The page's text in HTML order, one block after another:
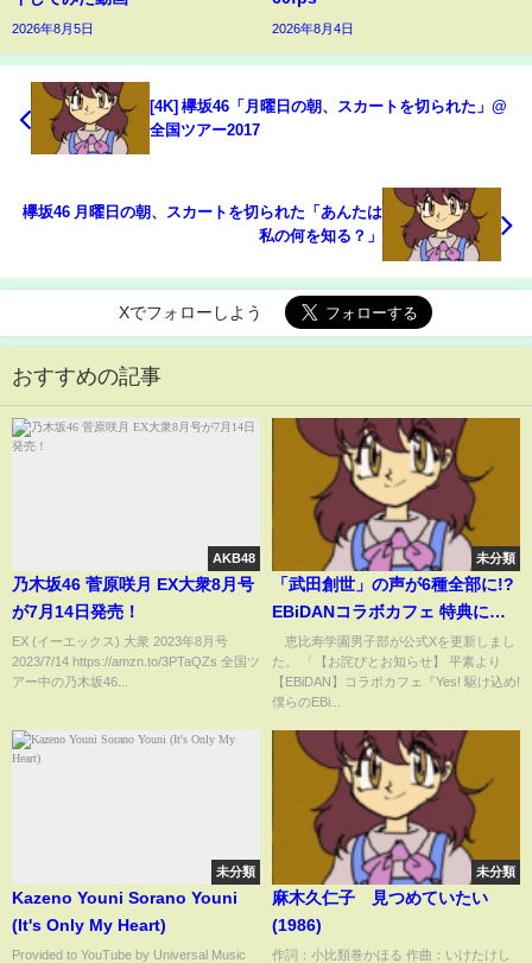
2026年8月5日 2026年8月4日
[4K] 欅坂46「月曜日の朝、スカートを切られた」@
全国ツアー2017
欅坂46 月曜日の朝、スカートを切られた「あんたは
私の何を知る？」
Xでフォローしよう
おすすめの記事
AKB48
乃木坂46 菅原咲月 EX大衆8月号
が7月14日発売！
EX (イーエックス) 大衆 2023年8月号
2023/7/14 https://amzn.to/3PTaQZs 全国ツ
アー中の乃木坂46...
未分類
「武田創世」の声が6種全部に!?
EBiDANコラボカフェ 特典に不
具合(ABEMA TIMES)
恵比寿学園男子部が公式Xを更新しまし
た。 「【お詫びとお知らせ】 平素より
【EBiDAN】コラボカフェ『Yes! 駆け込め!
僕らのEBi...
未分類
Kazeno Youni Sorano Youni
(It's Only My Heart)
Provided to YouTube by Universal Music
未分類
麻木久仁子 見つめていたい
(1986)
作詞：小比類巻かほる 作曲：いけたけし